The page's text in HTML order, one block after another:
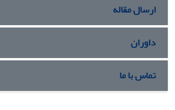
ارسال مقاله
داوران
تماس با ما